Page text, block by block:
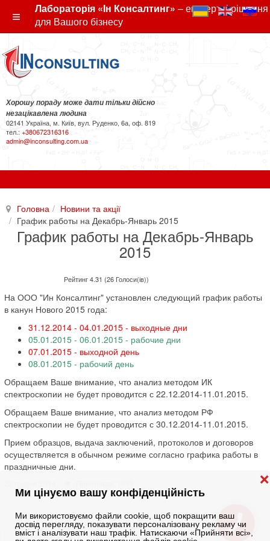
Ми цінуємо вашу конфіденційність
Ми використовуємо файли cookie, щоб покращити ваш
досвід перегляду, показувати персоналізовану рекламу чи
вміст і аналізувати наш трафік. Натискаючи «Прийняти всі»,
❌
Лабораторія «Ін Консалтинг» – експертні рішення
для Вашого бізнесу
Хорошу пораду може дати тільки дійсно
незацікавлена людина
02141 Україна, м. Київ, вул. Руденко, 6а, оф. 819
тел.: +380672316316
admin@inconsulting.com.ua
Головна
Новини та акції
График работы на Декабрь-Январь 2015
График работы на Декабрь-Январь
2015
Рейтинг 4.31 (26 Голоси(ів))
На ООО "Ин Консалтинг" установлен следующий график работы
в канун Нового 2015 года:
31.12.2014 - 04.01.2015 - выходные дни
05.01.2015 - 06.01.2015 - рабочие дни
07.01.2015 - выходной день
08.01.2015 - рабочий день
Обращаем Ваше внимание, что анализ методом ИК
спектроскопии не будет проводится с 22.12.2014-11.01.2015.
Обращаем Ваше внимание, что анализ методом РФ
спектроскопии не будет проводится с 30.12.2014-11.01.2015.
Прием образцов, выдача заключений, протоколов и договоров
осуществляется в обычном режиме согласно графика работы в
праздничные дни.